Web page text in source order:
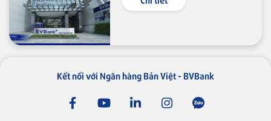
Kết nối với Ngân hàng Bản Việt - BVBank